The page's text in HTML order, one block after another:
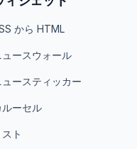
から HTML
ュースウォール
ュースティッカー
ルーセル
スト